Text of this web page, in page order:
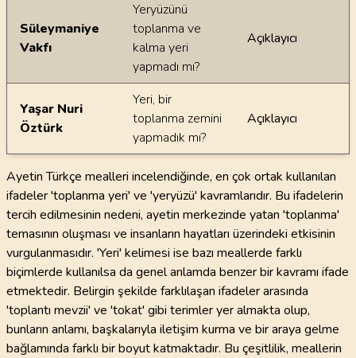
Süleymaniye
Vakfı
Yeryüzünü
toplanma ve
kalma yeri
yapmadı mı?
Açıklayıcı
Yaşar Nuri
Öztürk
Yeri, bir
toplanma zemini
yapmadık mı?
Açıklayıcı
Ayetin Türkçe mealleri incelendiğinde, en çok ortak kullanılan
ifadeler 'toplanma yeri' ve 'yeryüzü' kavramlarıdır. Bu ifadelerin
tercih edilmesinin nedeni, ayetin merkezinde yatan 'toplanma'
temasının oluşması ve insanların hayatları üzerindeki etkisinin
vurgulanmasıdır. 'Yeri' kelimesi ise bazı meallerde farklı
biçimlerde kullanılsa da genel anlamda benzer bir kavramı ifade
etmektedir. Belirgin şekilde farklılaşan ifadeler arasında
'toplantı mevzii' ve 'tokat' gibi terimler yer almakta olup,
bunların anlamı, başkalarıyla iletişim kurma ve bir araya gelme
bağlamında farklı bir boyut katmaktadır. Bu çeşitlilik, meallerin